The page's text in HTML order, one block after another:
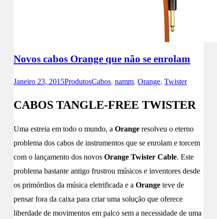
Novos cabos Orange que não se enrolam
Janeiro 23, 2015ProdutosCabos, namm, Orange, Twister
CABOS TANGLE-FREE TWISTER
Uma estreia em todo o mundo, a Orange resolveu o eterno
problema dos cabos de instrumentos que se enrolam e torcem
com o lançamento dos novos Orange Twister Cable. Este
problema bastante antigo frustrou músicos e inventores desde
os primórdios da música eletrificada e a Orange teve de
pensar fora da caixa para criar uma solução que oferece
liberdade de movimentos em palco sem a necessidade de uma